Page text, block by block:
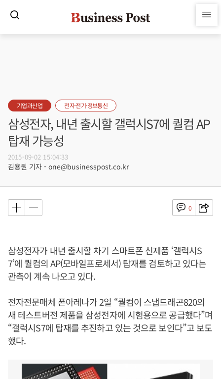
기업과산업 전자·전기·정보통신
삼성전자, 내년 출시할 갤럭시S7에 퀄컴 AP
탑재 가능성
2015-09-02 15:04:33
김용원 기자 - one@businesspost.co.kr
0
삼성전자가 내년 출시할 차기 스마트폰 신제품 ‘갤럭시S
7’에 퀄컴의 AP(모바일프로세서) 탑재를 검토하고 있다는
관측이 계속 나오고 있다.
전자전문매체 폰아레나가 2일 “퀄컴이 스냅드래곤820의
새 테스트버전 제품을 삼성전자에 시험용으로 공급했다”며
“갤럭시S7에 탑재를 추진하고 있는 것으로 보인다”고 보도
했다.